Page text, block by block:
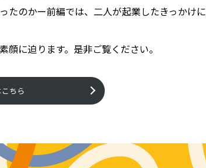
たのかー前編では、二人が起業したきっかけに
に迫ります。是非ご覧ください。
ちら